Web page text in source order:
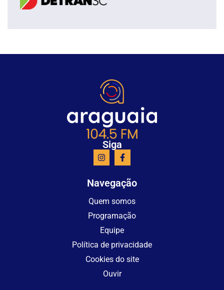
Siga
Navegação
Quem somos
Programação
Equipe
Política de privacidade
Cookies do site
Ouvir